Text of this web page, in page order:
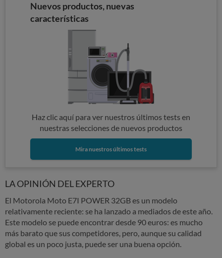
Nuevos productos, nuevas
características
Haz clic aquí para ver nuestros últimos tests en
nuestras selecciones de nuevos productos
Mira nuestros últimos tests
LA OPINIÓN DEL EXPERTO
El Motorola Moto E7I POWER 32GB es un modelo
relativamente reciente: se ha lanzado a mediados de este año.
Este modelo se puede encontrar desde 90 euros: es mucho
más barato que sus competidores, pero, aunque su calidad
global es un poco justa, puede ser una buena opción.